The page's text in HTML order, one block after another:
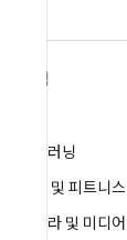
탐색
머신러닝
건강 및 피트니스
카메라 및 미디어